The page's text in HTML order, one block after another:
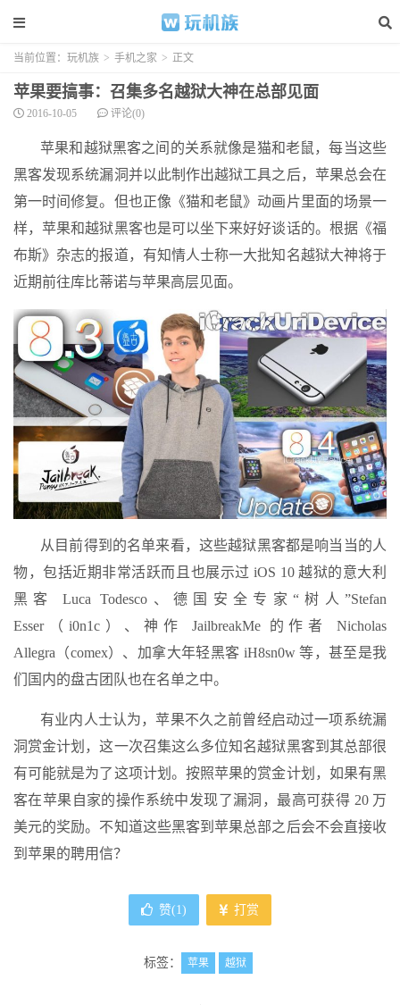
当前位置： 玩机族 > 手机之家 > 正文
苹果要搞事：召集多名越狱大神在总部见面
2016-10-05 评论(0)
苹果和越狱黑客之间的关系就像是猫和老鼠，每当这些
黑客发现系统漏洞并以此制作出越狱工具之后，苹果总会在
第一时间修复。但也正像《猫和老鼠》动画片里面的场景一
样，苹果和越狱黑客也是可以坐下来好好谈话的。根据《福
布斯》杂志的报道，有知情人士称一大批知名越狱大神将于
近期前往库比蒂诺与苹果高层见面。
从目前得到的名单来看，这些越狱黑客都是响当当的人
物，包括近期非常活跃而且也展示过 iOS 10 越狱的意大利
黑客 Luca Todesco、德国安全专家“树人”Stefan
Esser（i0n1c）、神作 JailbreakMe 的作者 Nicholas
Allegra（comex）、加拿大年轻黑客 iH8sn0w 等，甚至是我
们国内的盘古团队也在名单之中。
有业内人士认为，苹果不久之前曾经启动过一项系统漏
洞赏金计划，这一次召集这么多位知名越狱黑客到其总部很
有可能就是为了这项计划。按照苹果的赏金计划，如果有黑
客在苹果自家的操作系统中发现了漏洞，最高可获得 20 万
美元的奖励。不知道这些黑客到苹果总部之后会不会直接收
到苹果的聘用信？
赞(1) 打赏
标签： 苹果 越狱